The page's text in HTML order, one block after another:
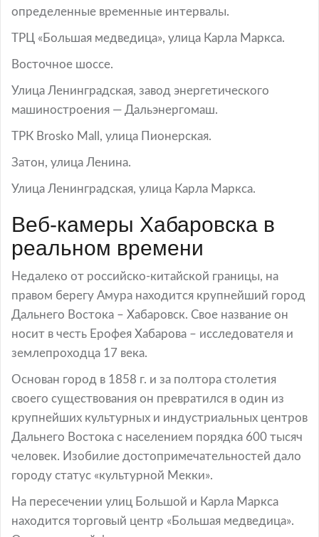
определенные временные интервалы.
ТРЦ «Большая медведица», улица Карла Маркса.
Восточное шоссе.
Улица Ленинградская, завод энергетического
машиностроения — Дальэнергомаш.
ТРК Brosko Mall, улица Пионерская.
Затон, улица Ленина.
Улица Ленинградская, улица Карла Маркса.
Веб-камеры Хабаровска в
реальном времени
Недалеко от российско-китайской границы, на
правом берегу Амура находится крупнейший город
Дальнего Востока – Хабаровск. Свое название он
носит в честь Ерофея Хабарова – исследователя и
землепроходца 17 века.
Основан город в 1858 г. и за полтора столетия
своего существования он превратился в один из
крупнейших культурных и индустриальных центров
Дальнего Востока с населением порядка 600 тысяч
человек. Изобилие достопримечательностей дало
городу статус «культурной Мекки».
На пересечении улиц Большой и Карла Маркса
находится торговый центр «Большая медведица».